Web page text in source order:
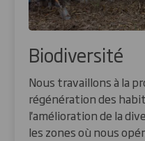
Biodiversité
Nous travaillons à la
régénération des
l'amélioration de la
les zones où nous